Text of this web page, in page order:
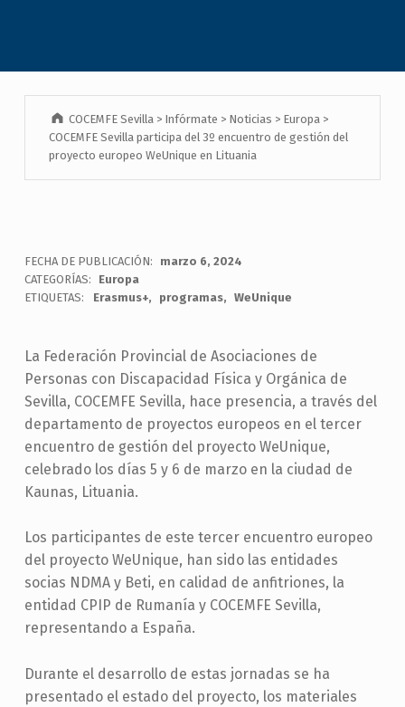
COCEMFE Sevilla > Infórmate > Noticias > Europa >
COCEMFE Sevilla participa del 3º encuentro de gestión del
proyecto europeo WeUnique en Lituania
FECHA DE PUBLICACIÓN:
marzo 6, 2024
CATEGORÍAS:
Europa
ETIQUETAS:
Erasmus+ programas WeUnique
La Federación Provincial de Asociaciones de
Personas con Discapacidad Física y Orgánica de
Sevilla, COCEMFE Sevilla, hace presencia, a través del
departamento de proyectos europeos en el tercer
encuentro de gestión del proyecto WeUnique,
celebrado los días 5 y 6 de marzo en la ciudad de
Kaunas, Lituania.
Los participantes de este tercer encuentro europeo
del proyecto WeUnique, han sido las entidades
socias NDMA y Beti, en calidad de anfitriones, la
entidad CPIP de Rumanía y COCEMFE Sevilla,
representando a España.
Durante el desarrollo de estas jornadas se ha
presentado el estado del proyecto, los materiales